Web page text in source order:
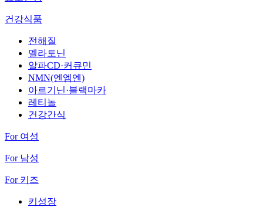
건강식품
전해질
멜라토닌
알파CD·커큐민
NMN(엔엠엔)
아르기닌·블랙마카
레티놀
건강간식
For 여성
For 남성
For 키즈
키성장